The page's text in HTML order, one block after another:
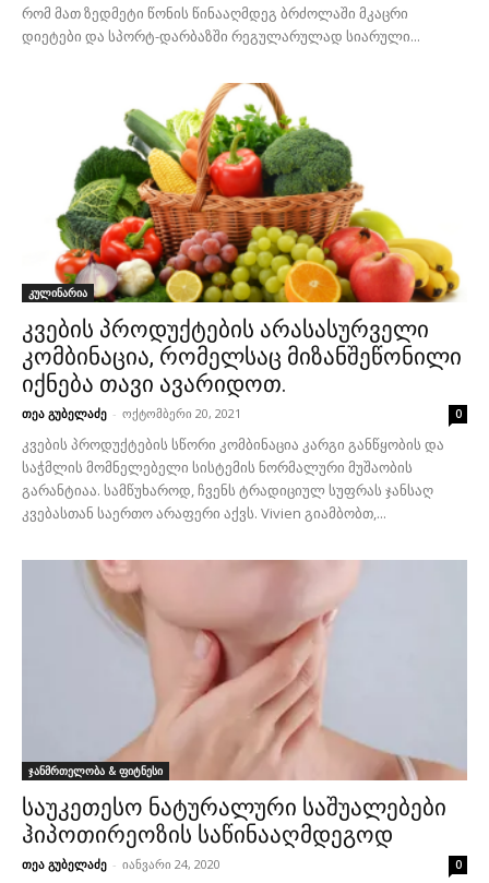
რომ მათ ზედმეტი წონის წინააღმდეგ ბრძოლაში მკაცრი
დიეტები და სპორტ-დარბაზში რეგულარულად სიარული...
კულინარია
კვების პროდუქტების არასასურველი
კომბინაცია, რომელსაც მიზანშეწონილი
იქნება თავი ავარიდოთ.
თეა გუბელაძე - ოქტომბერი 20, 2021 0
კვების პროდუქტების სწორი კომბინაცია კარგი განწყობის და
საჭმლის მომნელებელი სისტემის ნორმალური მუშაობის
გარანტიაა. სამწუხაროდ, ჩვენს ტრადიციულ სუფრას ჯანსაღ
კვებასთან საერთო არაფერი აქვს. Vivien გიამბობთ,...
ჯანმრთელობა & ფიტნესი
საუკეთესო ნატურალური საშუალებები
ჰიპოთირეოზის საწინააღმდეგოდ
თეა გუბელაძე - იანვარი 24, 2020 0